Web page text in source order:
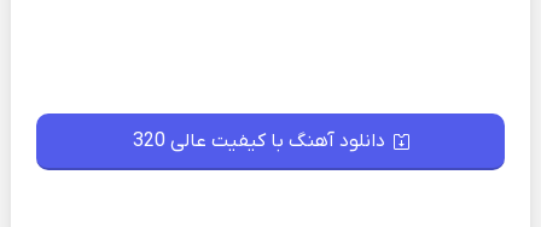
دانلود آهنگ با کیفیت عالی 320